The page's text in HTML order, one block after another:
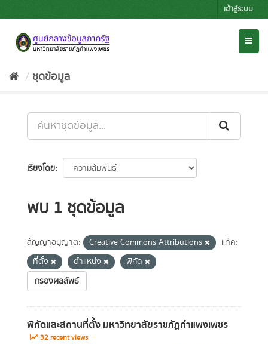
to
เข้าสู่ระบบ
ชุดข้อมูล
เรียงโดย
พบ 1 ชุดข้อมูล
สัญญาอนุญาต: Creative Commons Attributions
แท็ค:
ที่ตั้ง
ตำแหน่ง
พิกัด
กรองผลลัพธ์
พิกัดและสถานที่ตั้ง มหาวิทยาลัยราชภัฏกำแพงเพชร
32 recent views